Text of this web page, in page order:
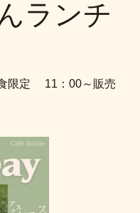
ランチ
限定 11：00～販売